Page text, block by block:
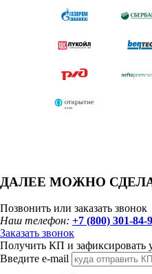
ДАЛЕЕ МОЖНО
Позвонить или заказать звонок
Наш телефон: +7 (800) 301-84-
Заказать звонок
Получить КП и зафиксировать
Введите e-mail